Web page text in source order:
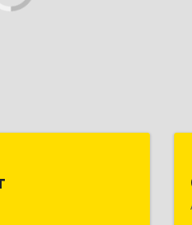
край, Ачинск г,
район, дом № 21А